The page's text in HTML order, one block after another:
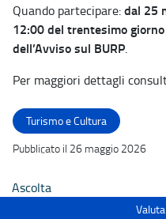
Quando partecipare:dal 25
12:00 del trentesimo
dell’Avviso sul BURP.
Per maggiori dettagli
Turismo e Cultura
Pubblicato il 26 maggio 2026
Ascolta